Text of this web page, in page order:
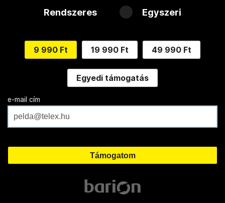
Rendszeres Egyszeri
9 990 Ft 19 990 Ft 49 990 Ft
Egyedi támogatás
e-mail cím